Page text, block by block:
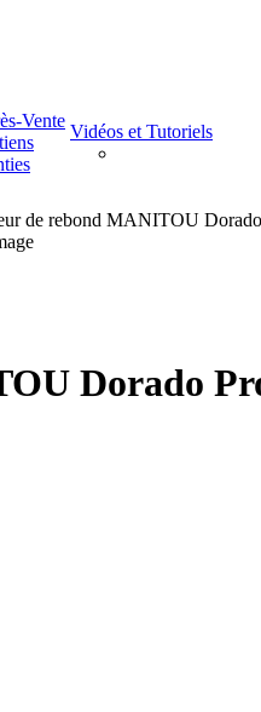
Vente
Vidéos et Tutoriels
de rebond MANITOU
Dorado